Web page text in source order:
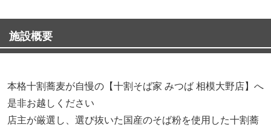
施設概要
本格十割蕎麦が自慢の【十割そば家 みつば 相模大野店】へ
是非お越しください
店主が厳選し、選び抜いた国産のそば粉を使用した十割蕎